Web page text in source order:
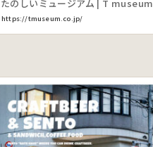
たのしいミュージアム | T museum
https://tmuseum.co.jp/